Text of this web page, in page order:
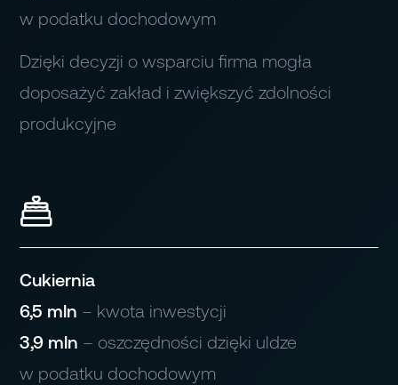
w podatku dochodowym
Dzięki decyzji o wsparciu firma mogła
doposażyć zakład i zwiększyć zdolności
produkcyjne
Cukiernia
6,5 mln – kwota inwestycji
3,9 mln – oszczędności dzięki uldze
w podatku dochodowym